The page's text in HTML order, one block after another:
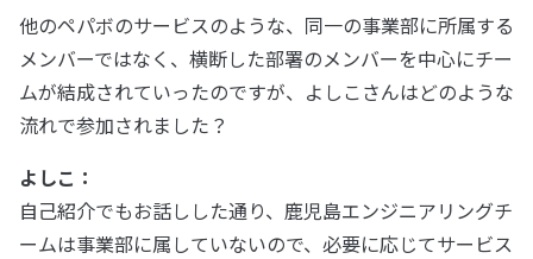
他のペパボのサービスのような、同一の事業部に所属する
メンバーではなく、横断した部署のメンバーを中心にチー
ムが結成されていったのですが、よしこさんはどのような
流れで参加されました？
よしこ：
自己紹介でもお話しした通り、鹿児島エンジニアリングチ
ームは事業部に属していないので、必要に応じてサービス